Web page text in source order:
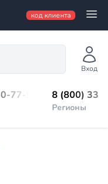
код клиента
Вход
77-98 8 (800)
Регионы